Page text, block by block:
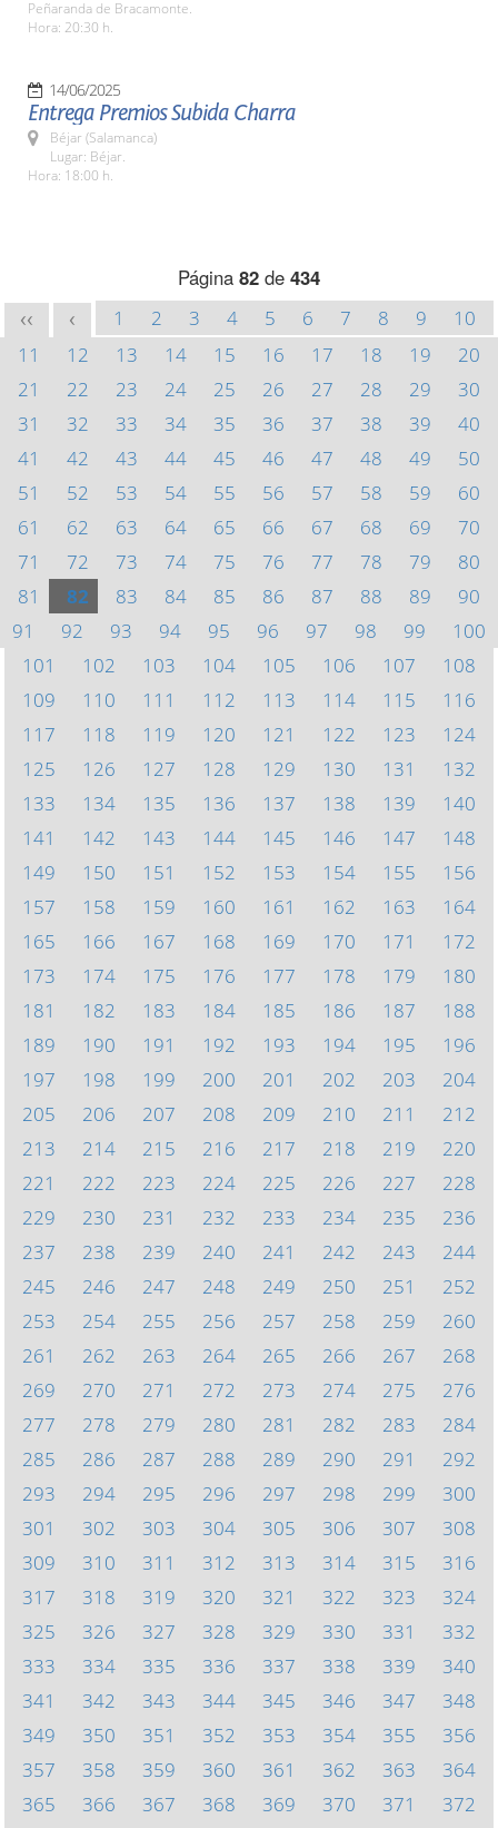
Peñaranda de Bracamonte.
Hora: 20:30 h.
14/06/2025
Entrega Premios Subida Charra
Béjar (Salamanca)
Lugar: Béjar.
Hora: 18:00 h.
Página 82 de 434
<< < 1 2 3 4 5 6 7 8 9
10
11
12 13 14 15 16 17 18 19
20
21
22 23 24 25 26 27 28 29
30
31
32 33 34 35 36 37 38 39
40
41
42 43 44 45 46 47 48 49
50
51
52 53 54 55 56 57 58 59
60
61
62 63 64 65 66 67 68 69
70
71
72 73 74 75 76 77 78 79
80
81
82 83 84 85 86 87 88 89
90
91
92 93 94 95 96 97 98 99
100
101
102 103 104 105 106 107
108
109
110 111 112 113 114 115
116
117
118 119 120 121 122 123
124
125
126 127 128 129 130 131
132
133
134 135 136 137 138 139
140
141
142 143 144 145 146 147
148
149
150 151 152 153 154 155
156
157
158 159 160 161 162 163
164
165
166 167 168 169 170 171
172
173
174 175 176 177 178 179
180
181
182 183 184 185 186 187
188
189
190 191 192 193 194 195
196
197
198 199 200 201 202 203
204
205
206 207 208 209 210 211
212
213
214 215 216 217 218 219
220
221
222 223 224 225 226 227
228
229
230 231 232 233 234 235
236
237
238 239 240 241 242 243
244
245
246 247 248 249 250 251
252
253
254 255 256 257 258 259
260
261
262 263 264 265 266 267
268
269
270 271 272 273 274 275
276
277
278 279 280 281 282 283
284
285
286 287 288 289 290 291
292
293
294 295 296 297 298 299
300
301
302 303 304 305 306 307
308
309
310 311 312 313 314 315
316
317
318 319 320 321 322 323
324
325
326 327 328 329 330 331
332
333
334 335 336 337 338 339
340
341
342 343 344 345 346 347
348
349
350 351 352 353 354 355
356
357
358 359 360 361 362 363
364
365
366 367 368 369 370 371
372